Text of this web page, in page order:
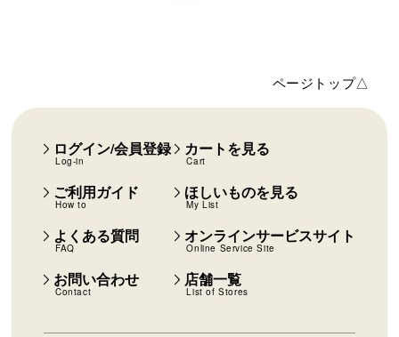
ページトップ△
ログイン/会員登録
Log-in
カートを見る
Cart
ご利用ガイド
How to
ほしいものを見る
My List
よくある質問
FAQ
オンラインサービスサイト
Online Service Site
お問い合わせ
Contact
店舗一覧
List of Stores